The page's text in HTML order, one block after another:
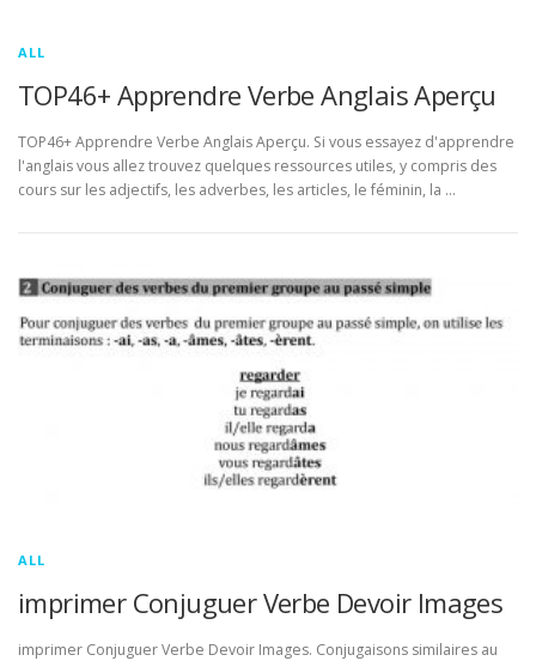
ALL
TOP46+ Apprendre Verbe Anglais Aperçu
TOP46+ Apprendre Verbe Anglais Aperçu. Si vous essayez d'apprendre
l'anglais vous allez trouvez quelques ressources utiles, y compris des
cours sur les adjectifs, les adverbes, les articles, le féminin, la …
ALL
imprimer Conjuguer Verbe Devoir Images
imprimer Conjuguer Verbe Devoir Images. Conjugaisons similaires au